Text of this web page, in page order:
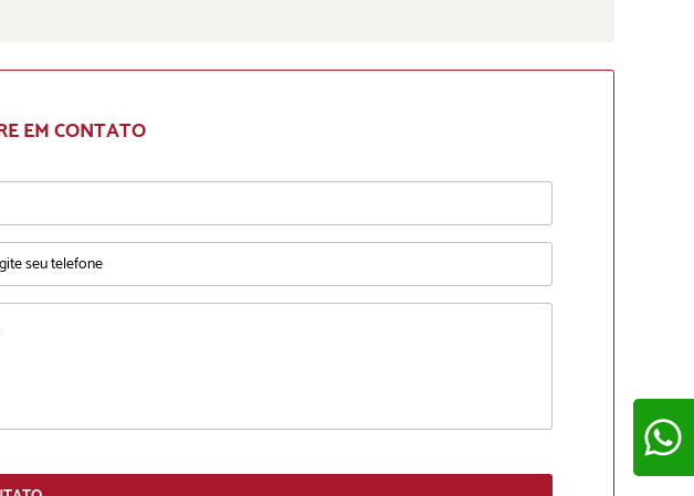
EM CONTATO